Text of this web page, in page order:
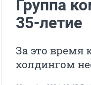
Группа
35-летие
За это время
холдингом